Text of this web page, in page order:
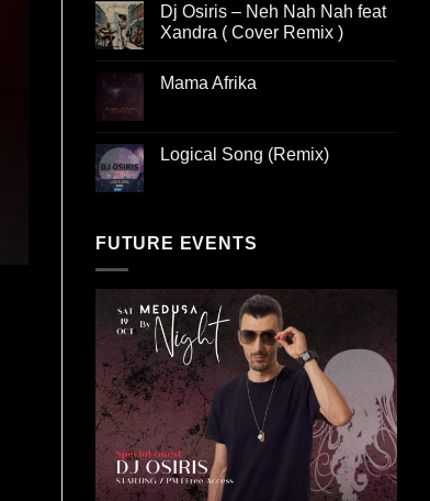
Dj Osiris – Neh Nah Nah feat
Xandra ( Cover Remix )
Mama Afrika
Logical Song (Remix)
FUTURE EVENTS